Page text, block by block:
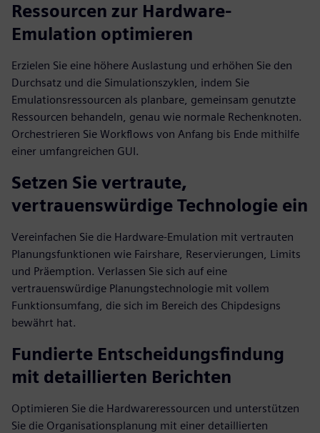
Ressourcen zur Hardware-
Emulation optimieren
Erzielen Sie eine höhere Auslastung und erhöhen Sie den
Durchsatz und die Simulationszyklen, indem Sie
Emulationsressourcen als planbare, gemeinsam genutzte
Ressourcen behandeln, genau wie normale Rechenknoten.
Orchestrieren Sie Workflows von Anfang bis Ende mithilfe
einer umfangreichen GUI.
Setzen Sie vertraute,
vertrauenswürdige Technologie ein
Vereinfachen Sie die Hardware-Emulation mit vertrauten
Planungsfunktionen wie Fairshare, Reservierungen, Limits
und Präemption. Verlassen Sie sich auf eine
vertrauenswürdige Planungstechnologie mit vollem
Funktionsumfang, die sich im Bereich des Chipdesigns
bewährt hat.
Fundierte Entscheidungsfindung
mit detaillierten Berichten
Optimieren Sie die Hardwareressourcen und unterstützen
Sie die Organisationsplanung mit einer detaillierten